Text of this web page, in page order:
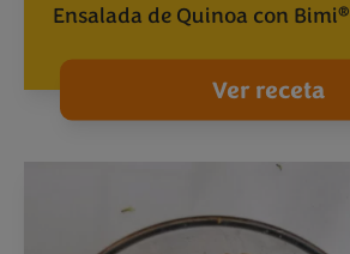
Ensalada de Quinoa con Bimi®
Ver receta